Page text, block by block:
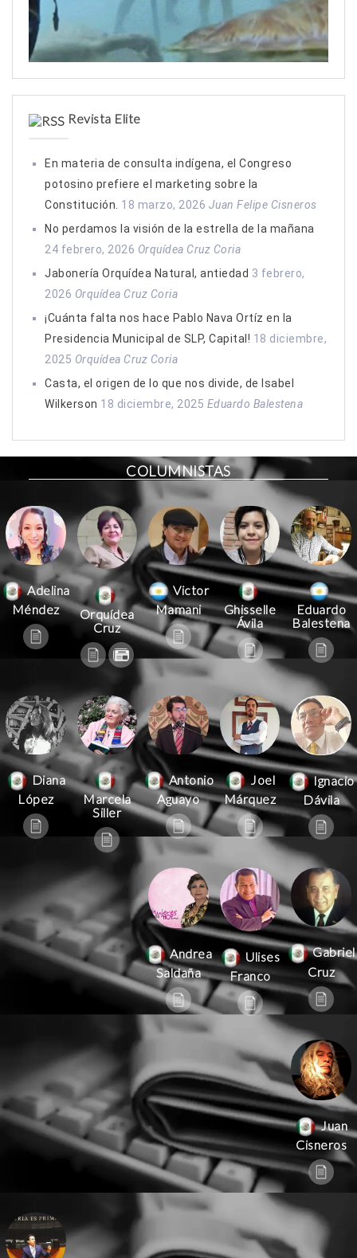
Revista Elite
En materia de consulta indígena, el Congreso
potosino prefiere el marketing sobre la
Constitución. 18 marzo, 2026 Juan Felipe Cisneros
No perdamos la visión de la estrella de la mañana
24 febrero, 2026 Orquídea Cruz Coria
Jabonería Orquídea Natural, antiedad 3 febrero,
2026 Orquídea Cruz Coria
¡Cuánta falta nos hace Pablo Nava Ortíz en la
Presidencia Municipal de SLP, Capital! 18 diciembre,
2025 Orquídea Cruz Coria
Casta, el origen de lo que nos divide, de Isabel
Wilkerson 18 diciembre, 2025 Eduardo Balestena
COLUMNISTAS
Adelina
Méndez
Orquídea
Cruz
Victor
Mamani
Ghisselle
Ávila
Eduardo
Balestena
Diana
López
Marcela
Siller
Antonio
Aguayo
Joel
Márquez
Ignacio
Dávila
Andrea
Saldaña
Ulises
Franco
Gabriel
Cruz
Juan
Cisneros